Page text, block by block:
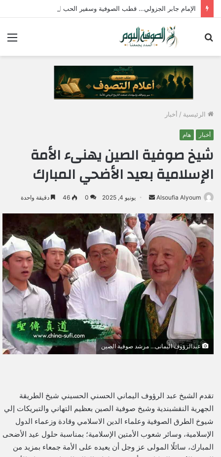
الإمام جابر الجزولي… قطب الصوفية وسفير الحب الإلهي في مصر
الرئيسية / أخبار
أخبار هام
شيخ صوفية الصين يهنىء الأمة
الإسلامية بعيد الأضحي المبارك
Alsoufia Alyoum
س
ل
ب
ر
ي
د
إ
ل
ك
ت
ا
يونيو 4, 2025 0
46 دقيقة واحدة
عبدالرؤوف اليمانى... مرشد صوفية الصين
تقدم الشيخ عبد الرؤوف اليماني الحسني الحسيني شيخ الطريقة
الجهرية النقشبندية وشيخ صوفية الصين بعظيم التهاني والتبريكات إلي
شيوخ الطرق الصوفية وعلماء الدين الاسلامي وقادة وزعماء الدول
الإسلامية، وسائر شعوب الأمتين الإسلامية؛ بمناسبة حلول عيد الأضحى
المبارك، سائلًا المولى عز وجل أن يعيده على الأمة جمعاء بمزيد من